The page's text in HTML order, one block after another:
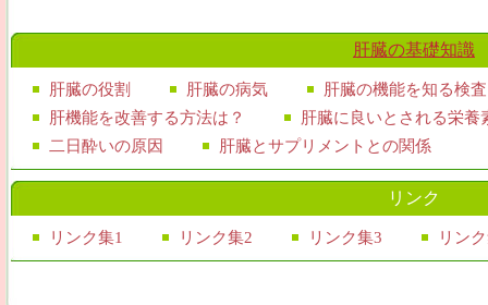
肝臓の基礎知識
肝臓の役割 肝臓の病気
肝臓の機能を知る検
肝機能を改善する方法は？
肝臓に良いとされる栄養
二日酔いの原因
肝臓とサプリメントとの関係
リンク
リンク集1 リンク集2 リンク集3 リン